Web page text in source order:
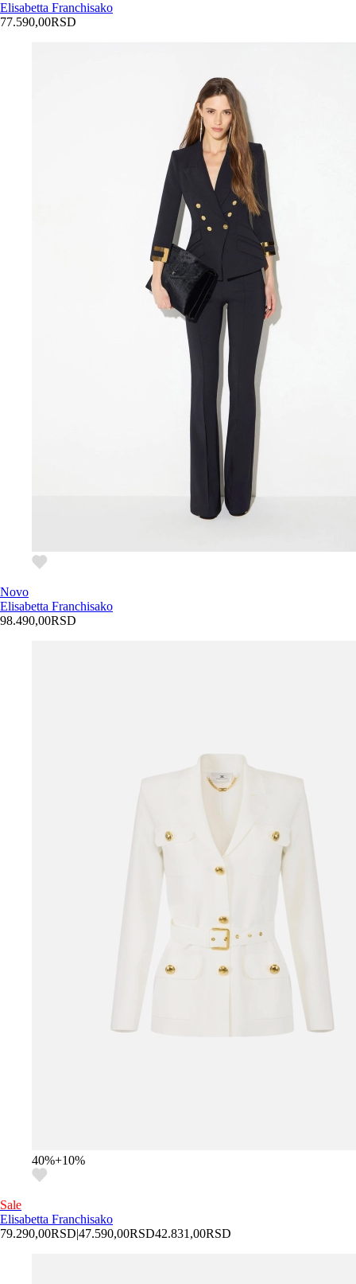
Elisabetta Franchisako
77.590,00RSD
Novo
Elisabetta Franchisako
98.490,00RSD
40%+10%
Sale
Elisabetta Franchisako
79.290,00RSD|47.590,00RSD42.831,00RSD